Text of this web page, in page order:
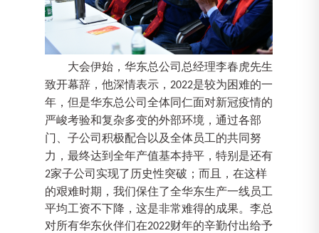
大会伊始， 华东总公司 总经理李春虎先生
致开幕辞， 他深情表示， 2022是较为困难的一
年， 但是华东总公司全体同仁面对新冠疫情的
严峻考验和复杂多变的外部环境， 通过各部
门、 子公司积极配合 以及全体员工的共同努
力， 最终达到 全年产值基本持平， 特别是还有
2家子公司 实现了历史性突破 ； 而且， 在这样
的艰难时期，我们保住了全华东生产一线员工
平均工资不下降 ， 这是非常难得的成果。李总
对所有华东伙伴们在2022财年的辛勤付出给予